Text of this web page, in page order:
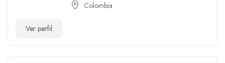
Colombia
Ver perfil